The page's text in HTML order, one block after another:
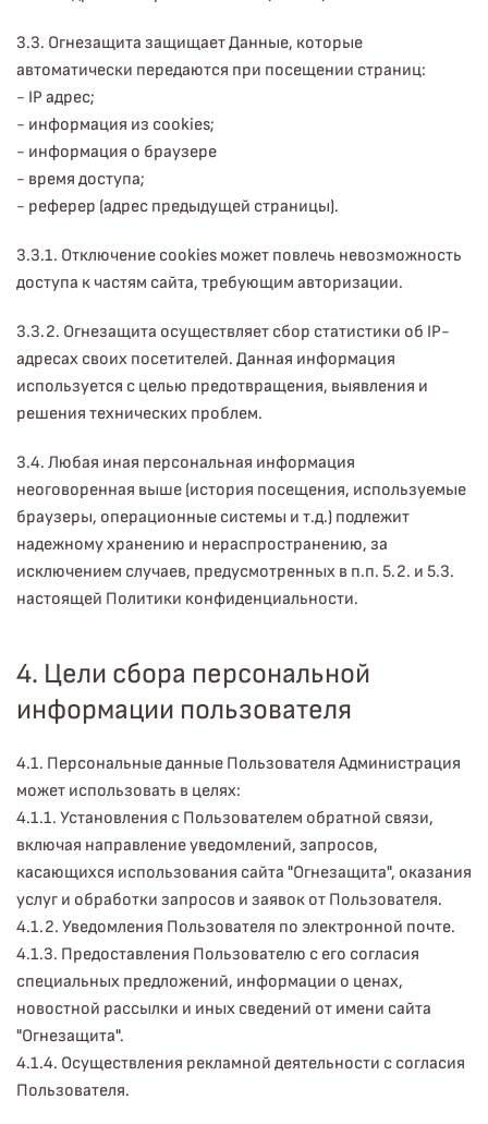
3.3. Огнезащита защищает Данные, которые
автоматически передаются при посещении страниц:
- IP адрес;
- информация из cookies;
- информация о браузере
- время доступа;
- реферер (адрес предыдущей страницы).
3.3.1. Отключение cookies может повлечь невозможность
доступа к частям сайта, требующим авторизации.
3.3.2. Огнезащита осуществляет сбор статистики об IP-
адресах своих посетителей. Данная информация
используется с целью предотвращения, выявления и
решения технических проблем.
3.4. Любая иная персональная информация
неоговоренная выше (история посещения, используемые
браузеры, операционные системы и т.д.) подлежит
надежному хранению и нераспространению, за
исключением случаев, предусмотренных в п.п. 5.2. и 5.3.
настоящей Политики конфиденциальности.
4. Цели сбора персональной
информации пользователя
4.1. Персональные данные Пользователя Администрация
может использовать в целях:
4.1.1. Установления с Пользователем обратной связи,
включая направление уведомлений, запросов,
касающихся использования сайта "Огнезащита", оказания
услуг и обработки запросов и заявок от Пользователя.
4.1.2. Уведомления Пользователя по электронной почте.
4.1.3. Предоставления Пользователю с его согласия
специальных предложений, информации о ценах,
новостной рассылки и иных сведений от имени сайта
"Огнезащита".
4.1.4. Осуществления рекламной деятельности с согласия
Пользователя.